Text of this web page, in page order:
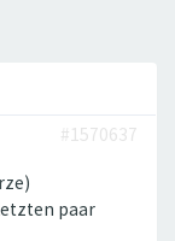
#1570637
paar